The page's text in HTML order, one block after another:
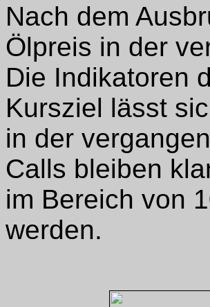
Nach dem
Ölpreis in der
Die Indikatoren
Kursziel lässt
in der
Calls bleiben
im Bereich von
werden.